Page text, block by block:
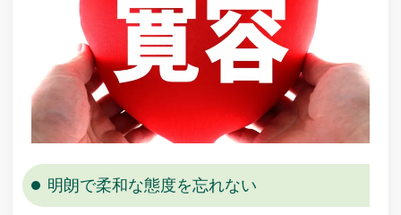
明朗で柔和な態度を忘れない